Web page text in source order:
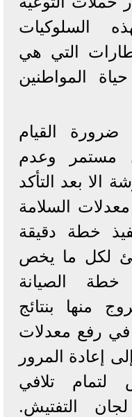
السلوكيات
التي هي
المواطنين
القيام
مستمر وعدم
الا بعد التأكد
معدلات السلامة
خطة دقيقة
لكل ما يخص
خطة الصيانة
منها بنتائج
رفع معدلات
إعادة المرور
لتمام تلافي
التفتيش.